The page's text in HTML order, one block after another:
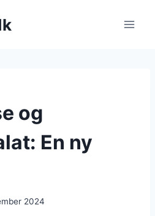
og
En ny
2024